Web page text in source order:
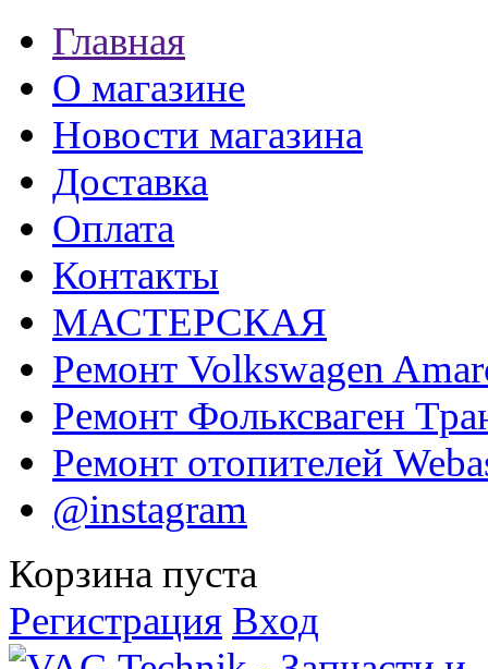
Главная
О магазине
Новости магазина
Доставка
Оплата
Контакты
МАСТЕРСКАЯ
Ремонт Volkswagen
Ремонт Фольксваген
Ремонт отопителей
@instagram
Корзина пуста
Регистрация Вход